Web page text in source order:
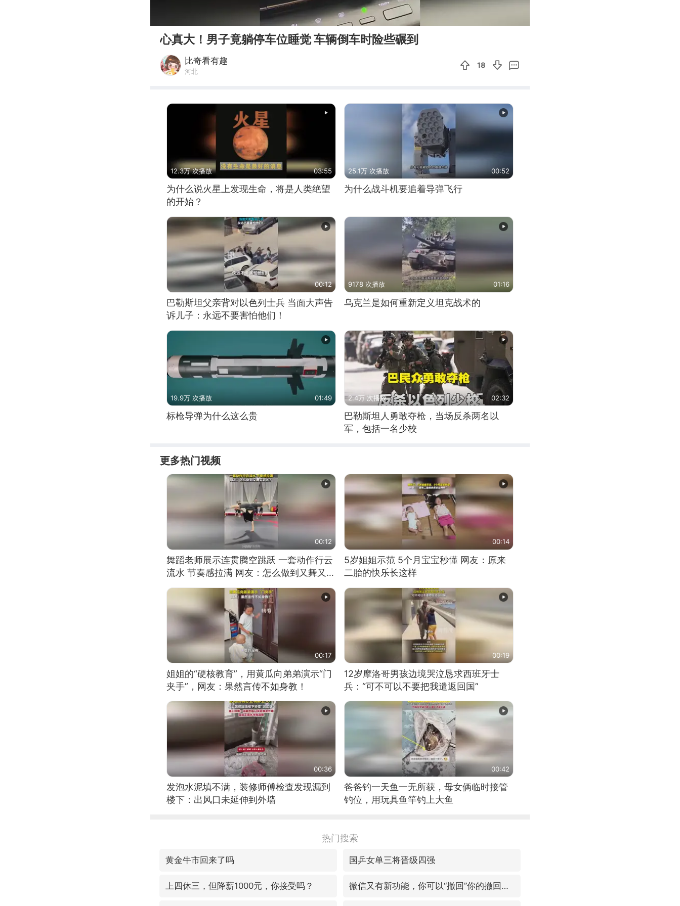
心真大！男子竟躺停车位睡觉 车辆倒车时险些碾到
比奇看有趣
河北
18
12.3万 次播放 03:55
为什么说火星上发现生命，将是人类绝望
的开始？
25.1万 次播放 00:52
为什么战斗机要追着导弹飞行
00:12
巴勒斯坦父亲背对以色列士兵 当面大声告
诉儿子：永远不要害怕他们！
9178 次播放 01:16
乌克兰是如何重新定义坦克战术的
19.9万 次播放 01:49
标枪导弹为什么这么贵
2.4万 次播放 02:32
巴勒斯坦人勇敢夺枪，当场反杀两名以
军，包括一名少校
更多热门视频
00:12
舞蹈老师展示连贯腾空跳跃 一套动作行云
流水 节奏感拉满 网友：怎么做到又舞又武
00:14
5岁姐姐示范 5个月宝宝秒懂 网友：原来
二胎的快乐长这样
00:17
姐姐的“硬核教育”，用黄瓜向弟弟演示“门
夹手”，网友：果然言传不如身教！
00:19
12岁摩洛哥男孩边境哭泣恳求西班牙士
兵：“可不可以不要把我遣返回国”
00:36
发泡水泥填不满，装修师傅检查发现漏到
楼下：出风口未延伸到外墙
00:42
爸爸钓一天鱼一无所获，母女俩临时接管
钓位，用玩具鱼竿钓上大鱼
热门搜索
黄金牛市回来了吗 国乒女单三将晋级四强
上四休三，但降薪1000元，你接受吗？ 微信又有新功能，你可以“撤回”你的撤回了！